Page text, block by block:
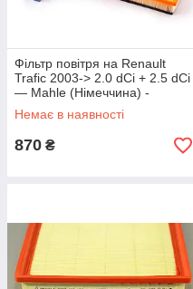
Фільтр повітря на Renault
Trafic 2003-> 2.0 dCi + 2.5 dCi
— Mahle (Німеччина) -
LX1583M
Немає в наявності
870 ₴